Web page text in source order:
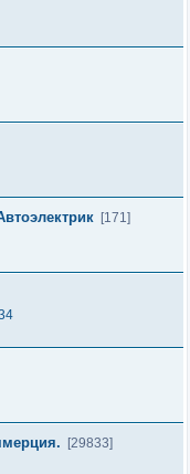
[171]
[29833]